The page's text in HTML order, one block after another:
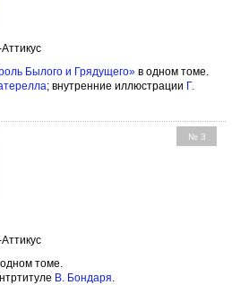
Былого и Грядущего» в одном томе.
; внутренние иллюстрации Г.
№ 3
томе.
В. Бондаря